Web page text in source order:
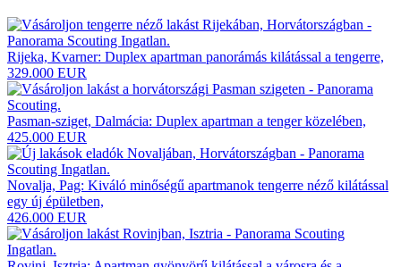
Rijeka, Kvarner: Duplex apartman panorámás kilátással a tengerre,
329.000 EUR
Pasman-sziget, Dalmácia: Duplex apartman a tenger közelében,
425.000 EUR
Novalja, Pag: Kiváló minőségű apartmanok tengerre néző kilátással
egy új épületben,
426.000 EUR